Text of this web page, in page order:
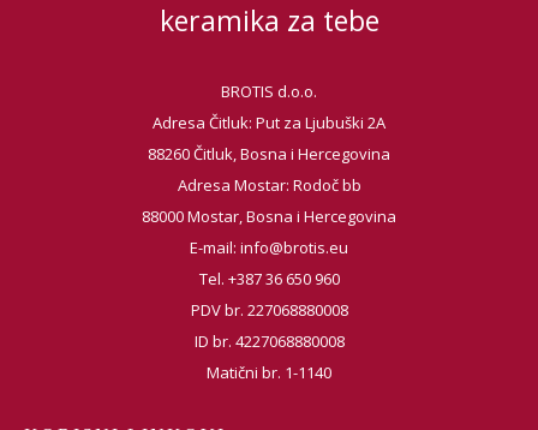
keramika za tebe
BROTIS d.o.o.
Adresa Čitluk: Put za Ljubuški 2A
88260 Čitluk, Bosna i Hercegovina
Adresa Mostar: Rodoč bb
88000 Mostar, Bosna i Hercegovina
E-mail: info@brotis.eu
Tel. +387 36 650 960
PDV br. 227068880008
ID br. 4227068880008
Matični br. 1-1140